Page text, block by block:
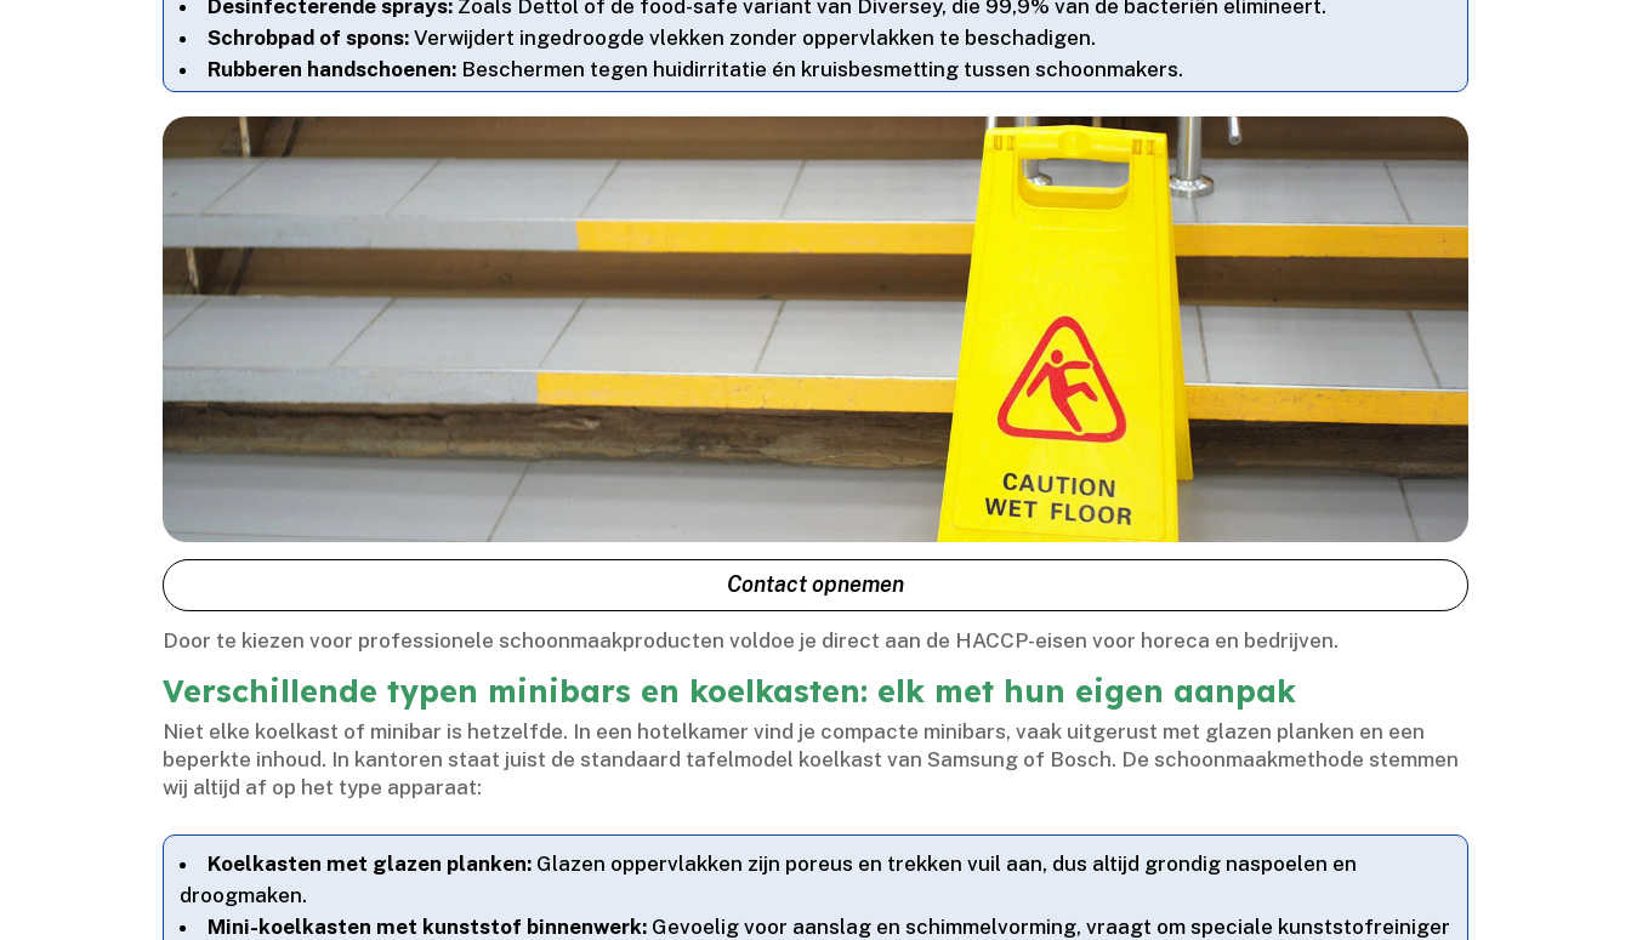
Desinfecterende sprays: Zoals Dettol of de food-safe variant van Diversey, die 99,9% van de bacteriën elimineert.​
Schrobpad of spons: Verwijdert ingedroogde vlekken zonder oppervlakken te beschadigen.​
Rubberen handschoenen: Beschermen tegen huidirritatie én kruisbesmetting tussen schoonmakers.​
Contact opnemen
Door te kiezen voor professionele schoonmaakproducten voldoe je direct aan de HACCP-eisen voor horeca en bedrijven.​
Verschillende typen minibars en koelkasten: elk met hun eigen aanpak
Niet elke koelkast of minibar is hetzelfde.​ In een hotelkamer vind je compacte minibars, vaak uitgerust met glazen planken en een
beperkte inhoud.​ In kantoren staat juist de standaard tafelmodel koelkast van Samsung of Bosch.​ De schoonmaakmethode stemmen
wij altijd af op het type apparaat:
Koelkasten met glazen planken: Glazen oppervlakken zijn poreus en trekken vuil aan, dus altijd grondig naspoelen en
droogmaken.​
Mini-koelkasten met kunststof binnenwerk: Gevoelig voor aanslag en schimmelvorming, vraagt om speciale kunststofreiniger